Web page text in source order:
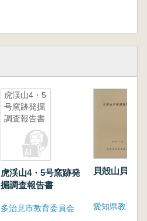
虎渓山4・5
号窯跡発掘
調査報告書
虎渓山4・5号窯跡発
掘調査報告書
多治見市教育委員会
貝殻山貝塚
愛知県教育委